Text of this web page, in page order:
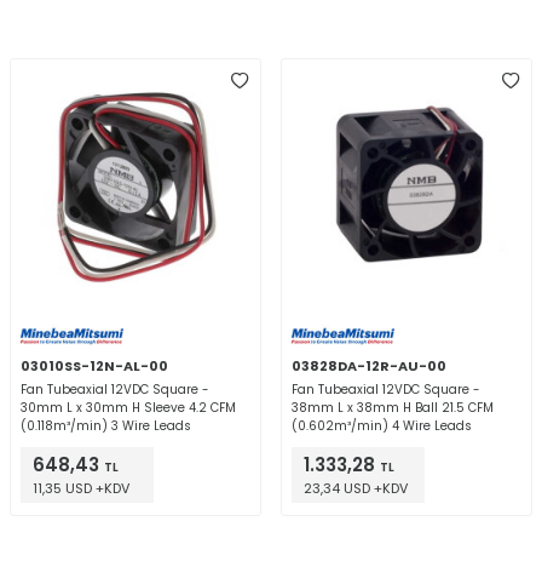
03010SS-12N-AL-00
Fan Tubeaxial 12VDC Square -
30mm L x 30mm H Sleeve 4.2 CFM
(0.118m³/min) 3 Wire Leads
648,43 TL
11,35 USD +KDV
03828DA-12R-AU-00
Fan Tubeaxial 12VDC Square -
38mm L x 38mm H Ball 21.5 CFM
(0.602m³/min) 4 Wire Leads
1.333,28 TL
23,34 USD +KDV